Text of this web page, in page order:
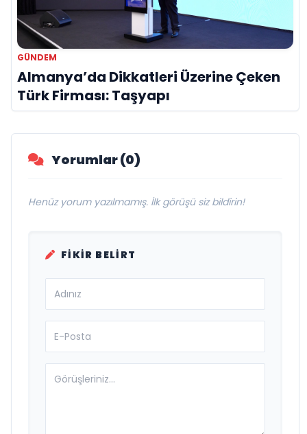
GÜNDEM
Almanya’da Dikkatleri Üzerine Çeken
Türk Firması: Taşyapı
Yorumlar (0)
Henüz yorum yazılmamış. İlk görüşü siz bildirin!
FIKIR BELIRT